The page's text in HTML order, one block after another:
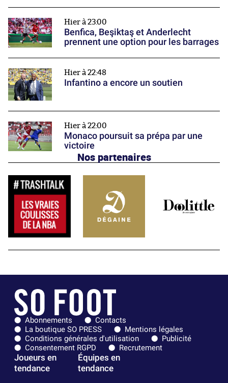
Hier à 23:00
Benfica, Beşiktaş et Anderlecht
prennent une option pour les barrages
Hier à 22:48
Infantino a encore un soutien
Hier à 22:00
Monaco poursuit sa prépa par une
victoire
Nos partenaires
Abonnements
Contacts
La boutique SO PRESS
Mentions légales
Conditions générales d'utilisation
Publicité
Consentement RGPD
Recrutement
Joueurs en
tendance
Équipes en
tendance